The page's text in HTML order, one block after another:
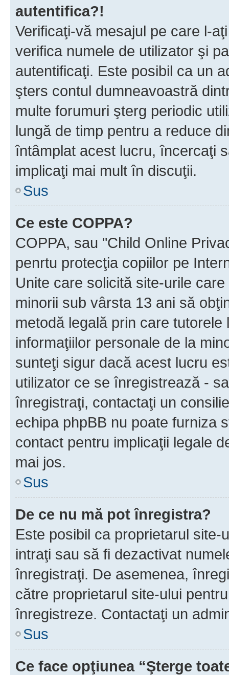
autentifica?!
Verificaţi-vă mesajul pe care l-
verifica numele de utilizator şi
autentificaţi. Este posibil ca un
şters contul dumneavoastră
multe forumuri şterg periodic
lungă de timp pentru a reduce
întâmplat acest lucru, încercaţi
implicaţi mai mult în discuţii.
Sus
Ce este COPPA?
COPPA, sau "Child Online
penrtu protecţia copiilor pe
Unite care solicită site-urile
minorii sub vârsta 13 ani să
metodă legală prin care
informaţiilor personale de la
sunteţi sigur dacă acest lucru
utilizator ce se înregistrează -
înregistraţi, contactaţi un
echipa phpBB nu poate furniza
contact pentru implicaţii legale
mai jos.
Sus
De ce nu mă pot înregistra?
Este posibil ca proprietarul
intraţi sau să fi dezactivat
înregistraţi. De asemenea,
către proprietarul site-ului
înregistreze. Contactaţi un
Sus
Ce face opţiunea “Şterge